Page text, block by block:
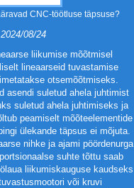
CNC-töötluse täpsuse?
2024/08/24
liikumise mõõtmisel
lineaarseid tuvastamise
otsemõõtmiseks.
asendi suletud ahela juhtimist
suletud ahela juhtimiseks ja
peamiselt mõõteelementide
ülekande täpsus ei mõjuta.
nihke ja ajami pöördenurga
suhte tõttu saab
liikumiskauguse kaudseks
või kruvi